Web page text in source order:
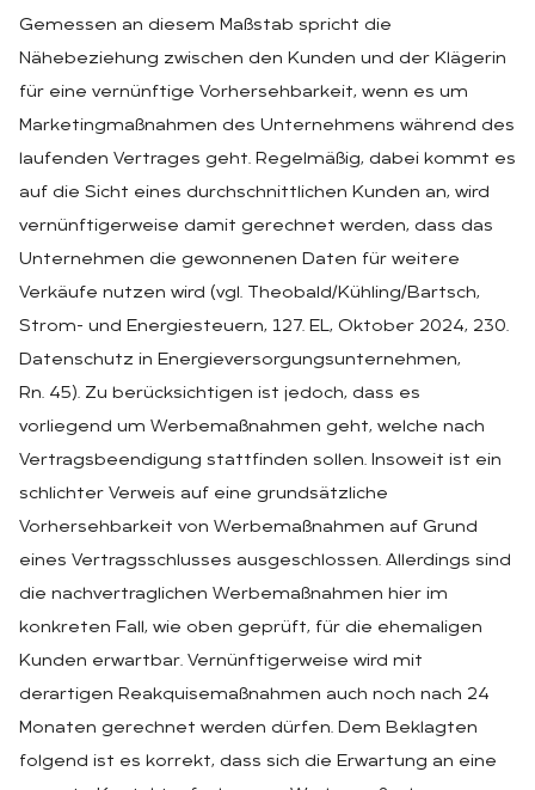
Gemessen an diesem Maßstab spricht die
Nähebeziehung zwischen den Kunden und der Klägerin
für eine vernünftige Vorhersehbarkeit, wenn es um
Marketingmaßnahmen des Unternehmens während des
laufenden Vertrages geht. Regelmäßig, dabei kommt es
auf die Sicht eines durchschnittlichen Kunden an, wird
vernünftigerweise damit gerechnet werden, dass das
Unternehmen die gewonnenen Daten für weitere
Verkäufe nutzen wird (vgl. Theobald/Kühling/Bartsch,
Strom- und Energiesteuern, 127. EL, Oktober 2024, 230.
Datenschutz in Energieversorgungsunternehmen,
Rn. 45). Zu berücksichtigen ist jedoch, dass es
vorliegend um Werbemaßnahmen geht, welche nach
Vertragsbeendigung stattfinden sollen. Insoweit ist ein
schlichter Verweis auf eine grundsätzliche
Vorhersehbarkeit von Werbemaßnahmen auf Grund
eines Vertragsschlusses ausgeschlossen. Allerdings sind
die nachvertraglichen Werbemaßnahmen hier im
konkreten Fall, wie oben geprüft, für die ehemaligen
Kunden erwartbar. Vernünftigerweise wird mit
derartigen Reakquisemaßnahmen auch noch nach 24
Monaten gerechnet werden dürfen. Dem Beklagten
folgend ist es korrekt, dass sich die Erwartung an eine